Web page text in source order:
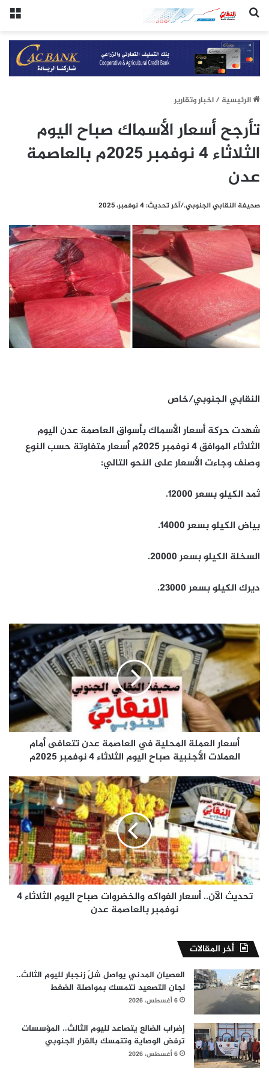
(النقابي الجنوبي:/خاص.)
الرئيسيِة/اخبار وتقارير
تأرجح أسعار الأسماك صباح اليوم
الثلاثاء 4 نوفمبر 2025م بالعاصمة
عدن
صحيفة النقابي الجنوبي./آخر تحديث: 4 نوفمبر، 2025
النقابي الجنوبي/خاص
شهدت حركة أسعار الأسماك بأسواق العاصمة عدن اليوم
الثلاثاء الموافق 4 نوفمبر 2025م أسعار متفاوتة حسب النوع
وصنف وجاءت الأسعار على النحو التالي:
ثمد الكيلو بسعر 12000.
بياض الكيلو بسعر 14000.
السخلة الكيلو بسعر 20000.
ديرك الكيلو بسعر 23000.
أسعار
العملة
المحلية
في
العاصمة
عدن
تتعافى
أمام
العملات
الأجنبية
الثلاثاء
4
نوفمبر
2025م
أسعار العملة المحلية في العاصمة عدن تتعافى أمام
العملات الأجنبية صباح اليوم الثلاثاء 4 نوفمبر 2025م
تحديث
الآن..
أسعار
الفواكه
والخضروات
صباح
اليوم
الثلاثاء
4
نوفمبر
تحديث الآن.. أسعار الفواكه والخضروات صباح اليوم الثلاثاء 4
نوفمبر بالعاصمة عدن
أخر المقالات
العصيان المدني يواصل شلّ زنجبار لليوم الثالث..
لجان التصعيد تتمسك بمواصلة الضغط
6 أغسطس، 2026
إضراب الضالع يتصاعد لليوم الثالث.. المؤسسات
ترفض الوصاية وتتمسك بالقرار الجنوبي
6 أغسطس، 2026